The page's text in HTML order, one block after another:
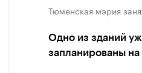
Тюменская мэрия
Одно из зданий
запланированы